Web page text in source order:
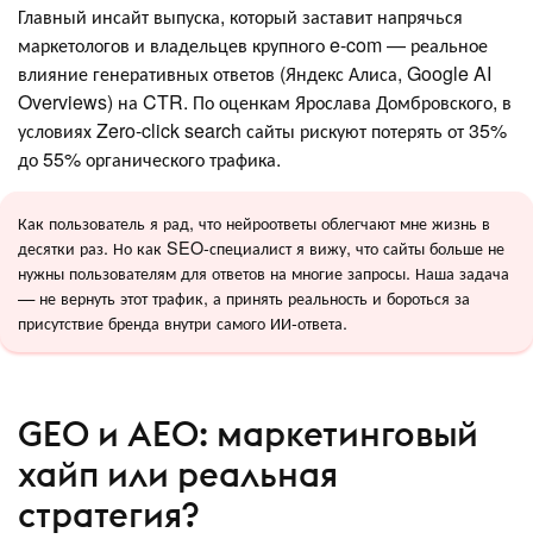
Главный инсайт выпуска, который заставит напрячься
маркетологов и владельцев крупного e-com — реальное
влияние генеративных ответов (Яндекс Алиса, Google AI
Overviews) на CTR. По оценкам Ярослава Домбровского, в
условиях Zero-click search сайты рискуют потерять от 35%
до 55% органического трафика.
Как пользователь я рад, что нейроответы облегчают мне жизнь в
десятки раз. Но как SEO-специалист я вижу, что сайты больше не
нужны пользователям для ответов на многие запросы. Наша задача
— не вернуть этот трафик, а принять реальность и бороться за
присутствие бренда внутри самого ИИ-ответа.
GEO и AEO: маркетинговый
хайп или реальная
стратегия?